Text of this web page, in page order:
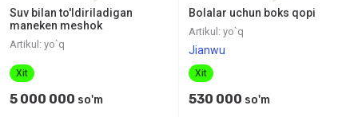
Suv bilan to'ldiriladigan
maneken meshok
Artikul: yo`q
Xit
5 000 000 so'm
Bolalar uchun boks qopi
Artikul: yo`q
Jianwu
Xit
530 000 so'm